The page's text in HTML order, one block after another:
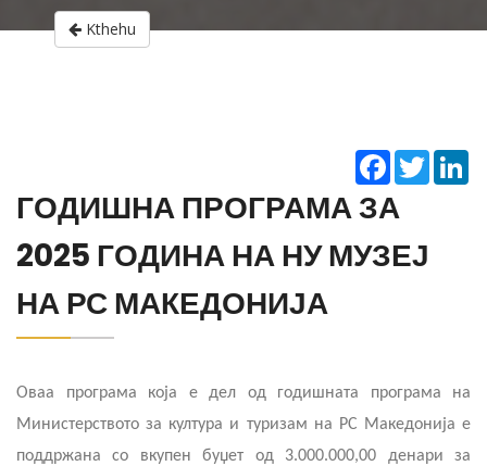
Kthehu
Facebook
Twitter
ГОДИШНА ПРОГРАМА ЗА
2025 ГОДИНА НА НУ МУЗЕЈ
НА РС МАКЕДОНИЈА
Оваа програма која е дел од годишната програма на
Министерството за култура и туризам на РС Македонија е
поддржана со вкупен буџет од 3.000.000,00 денари за